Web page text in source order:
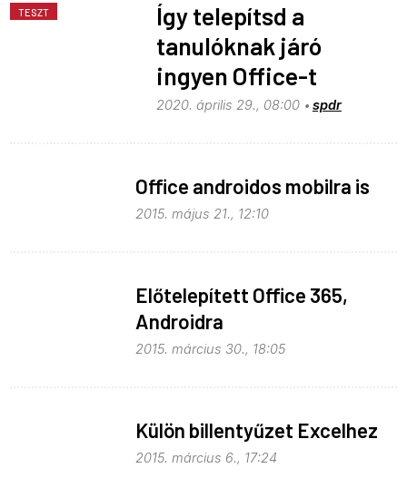
TESZT
Így telepítsd a
tanulóknak járó
ingyen Office-t
2020. április 29., 08:00 spdr
Office androidos mobilra is
2015. május 21., 12:10
Előtelepített Office 365,
Androidra
2015. március 30., 18:05
Külön billentyűzet Excelhez
2015. március 6., 17:24